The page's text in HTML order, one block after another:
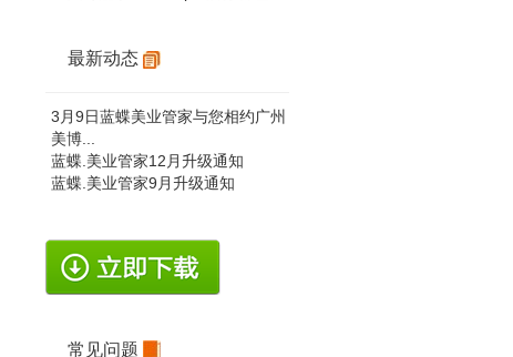
最新动态
3月9日蓝蝶美业管家与您相约广州
美博...
蓝蝶.美业管家12月升级通知
蓝蝶.美业管家9月升级通知
常见问题